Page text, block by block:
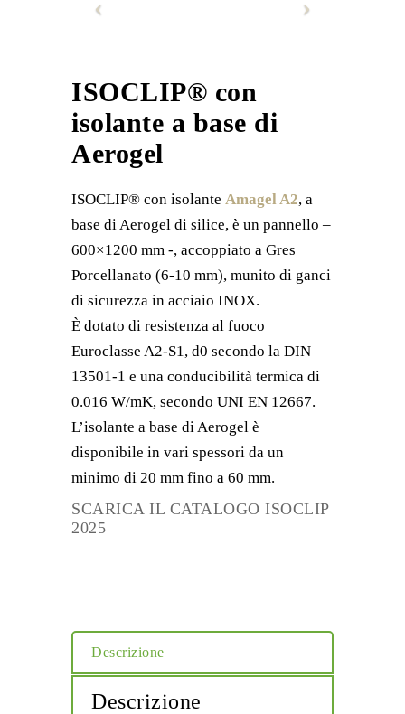
ISOCLIP® con
isolante a base di
Aerogel
ISOCLIP® con isolante Amagel A2, a
base di Aerogel di silice, è un pannello –
600×1200 mm -, accoppiato a Gres
Porcellanato (6-10 mm), munito di ganci
di sicurezza in acciaio INOX.
È dotato di resistenza al fuoco
Euroclasse A2-S1, d0 secondo la DIN
13501-1 e una conducibilità termica di
0.016 W/mK, secondo UNI EN 12667.
L’isolante a base di Aerogel è
disponibile in vari spessori da un
minimo di 20 mm fino a 60 mm.
SCARICA IL CATALOGO ISOCLIP
2025
Descrizione
Descrizione